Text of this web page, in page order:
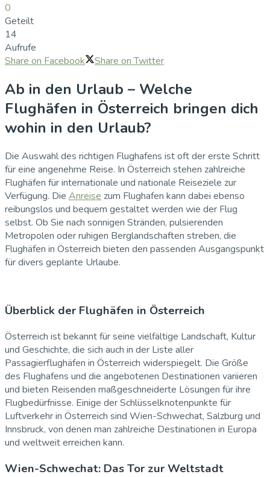
0
Geteilt
14
Aufrufe
Share on Facebook
Share on Twitter
Ab in den Urlaub – Welche
Flughäfen in Österreich bringen dich
wohin in den Urlaub?
Die Auswahl des richtigen Flughafens ist oft der erste Schritt
für eine angenehme Reise. In Österreich stehen zahlreiche
Flughäfen für internationale und nationale Reiseziele zur
Verfügung. Die Anreise zum Flughafen kann dabei ebenso
reibungslos und bequem gestaltet werden wie der Flug
selbst. Ob Sie nach sonnigen Stränden, pulsierenden
Metropolen oder ruhigen Berglandschaften streben, die
Flughäfen in Österreich bieten den passenden Ausgangspunkt
für divers geplante Urlaube.
Überblick der Flughäfen in Österreich
Österreich ist bekannt für seine vielfältige Landschaft, Kultur
und Geschichte, die sich auch in der Liste aller
Passagierflughäfen in Österreich widerspiegelt. Die Größe
des Flughafens und die angebotenen Destinationen variieren
und bieten Reisenden maßgeschneiderte Lösungen für ihre
Flugbedürfnisse. Einige der Schlüsselknotenpunkte für
Luftverkehr in Österreich sind Wien-Schwechat, Salzburg und
Innsbruck, von denen man zahlreiche Destinationen in Europa
und weltweit erreichen kann.
Wien-Schwechat: Das Tor zur Weltstadt